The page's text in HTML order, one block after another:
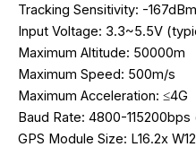
Tracking Sensitivity: -167dBm
Input Voltage: 3.3~5.5V
Maximum Altitude: 50000m
Maximum Speed: 500m/s
Maximum Acceleration: ≤4G
Baud Rate: 4800-
GPS Module Size: L16.2x